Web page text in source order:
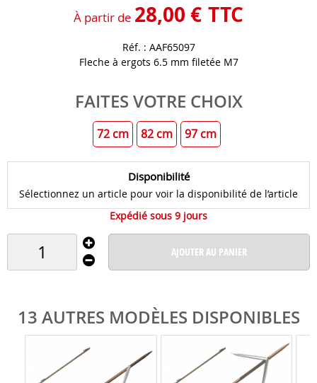
À partir de 28,00 € TTC
Réf. : AAF65097
Fleche à ergots 6.5 mm filetée M7
FAITES VOTRE CHOIX
72 cm 82 cm 97 cm
Disponibilité
Sélectionnez un article pour voir la disponibilité de l’article
Expédié sous 9 jours
AJOUTER AU PANIER
13 AUTRES MODÈLES DISPONIBLES